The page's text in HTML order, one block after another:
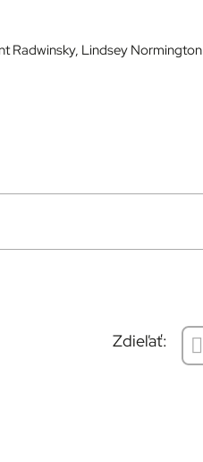
Radwinsky, Lindsey Normington
Zdieľať: